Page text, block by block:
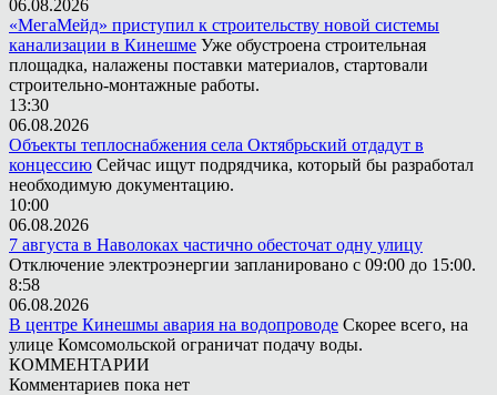
06.08.2026
«МегаМейд» приступил к строительству новой системы
канализации в Кинешме Уже обустроена строительная
площадка, налажены поставки материалов, стартовали
строительно-монтажные работы.
13:30
06.08.2026
Объекты теплоснабжения села Октябрьский отдадут в
концессию Сейчас ищут подрядчика, который бы разработал
необходимую документацию.
10:00
06.08.2026
7 августа в Наволоках частично обесточат одну улицу
Отключение электроэнергии запланировано с 09:00 до 15:00.
8:58
06.08.2026
В центре Кинешмы авария на водопроводе Скорее всего, на
улице Комсомольской ограничат подачу воды.
КОММЕНТАРИИ
Комментариев пока нет